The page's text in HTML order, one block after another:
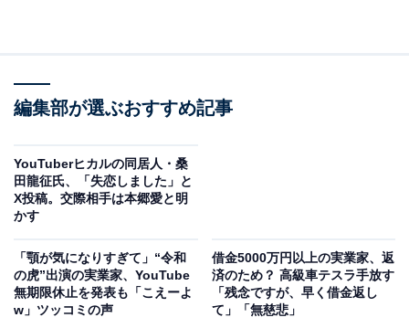
編集部が選ぶおすすめ記事
YouTuberヒカルの同居人・桑
田龍征氏、「失恋しました」と
X投稿。交際相手は本郷愛と明
かす
「顎が気になりすぎて」“令和
の虎”出演の実業家、YouTube
無期限休止を発表も「こえーよ
w」ツッコミの声
借金5000万円以上の実業家、返
済のため？ 高級車テスラ手放す
「残念ですが、早く借金返し
て」「無慈悲」